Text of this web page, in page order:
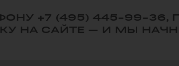
+7 (495) 445-99-36,
НА САЙТЕ — И МЫ